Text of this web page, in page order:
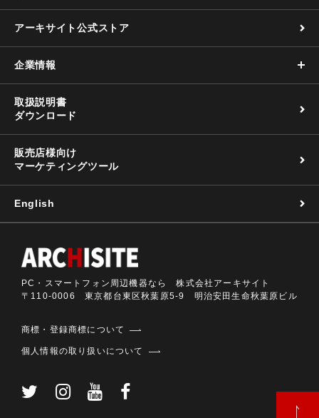
アーキサイト公式ストア
企業情報
取扱説明書
ダウンロード
販売店様向け
マーケティングツール
English
PC・スマートフォン周辺機器なら 株式会社アーキサイト
〒110-0006 東京都台東区秋葉原5-9 明治安田生命秋葉原ビル
商標・登録商標について
個人情報の取り扱いについて